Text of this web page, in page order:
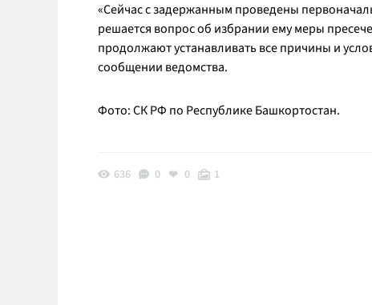
«Сейчас с задержанным проведены
решается вопрос об избрании ему меры
продолжают устанавливать все причины и
сообщении ведомства.
Фото: СК РФ по Республике Башкортостан.
636 0 0 1